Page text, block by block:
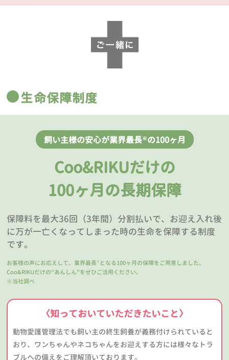
生命保障制度
飼い主様の安心が業界最長※の100ヶ月
Coo&RIKUだけの
100ヶ月の長期保障
保障料を最大36回（3年間）分割払いで、お迎え入れ後
に万が一亡くなってしまった時の生命を保障する制度
です。
お客様の声にお応えして、業界最長 ※ となる100ヶ月の保障をご用意しました。
Coo&RIKUだけの“あんしん”をぜひご活用ください。
※当社調べ
〈知っておいていただきたいこと〉
動物愛護管理法でも飼い主の終生飼養が義務付けられていると
おり、ワンちゃんやネコちゃんをお迎えする方には様々なトラ
ブルへの備えをご理解頂いております。